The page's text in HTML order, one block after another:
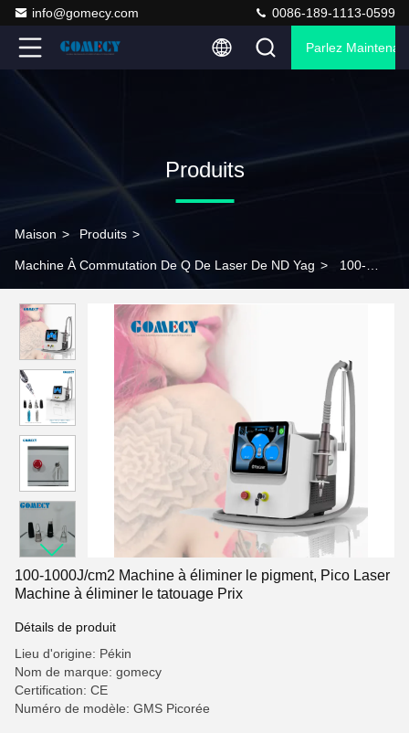
info@gomecy.com 0086-189-1113-0599
Parlez
Produits
Maison > Produits >
Machine À Commutation De Q De Laser De ND Yag > 100-
éliminer le tatouage Prix
100-1000J/cm2 Machine à éliminer le pigment, Pico Laser
Machine à éliminer le tatouage Prix
Détails de produit
Lieu d'origine: Pékin
Nom de marque: gomecy
Certification: CE
Numéro de modèle: GMS Picorée